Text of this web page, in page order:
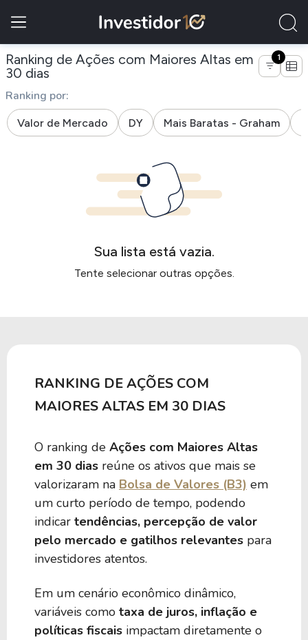
Ranking de Ações com Maiores Altas em
30 diasde empresas do segmento jornais, livros e
1
Ranking por:
Valor de Mercado DY Mais Baratas - Graham
Sua lista está vazia.
Tente selecionar outras opções.
RANKING DE AÇÕES COM
MAIORES ALTAS EM 30 DIAS
O ranking de Ações com Maiores Altas
em 30 dias reúne os ativos que mais se
valorizaram na Bolsa de Valores (B3) em
um curto período de tempo, podendo
indicar tendências, percepção de valor
pelo mercado e gatilhos relevantes para
investidores atentos.
Em um cenário econômico dinâmico,
variáveis como taxa de juros, inflação e
políticas fiscais impactam diretamente o